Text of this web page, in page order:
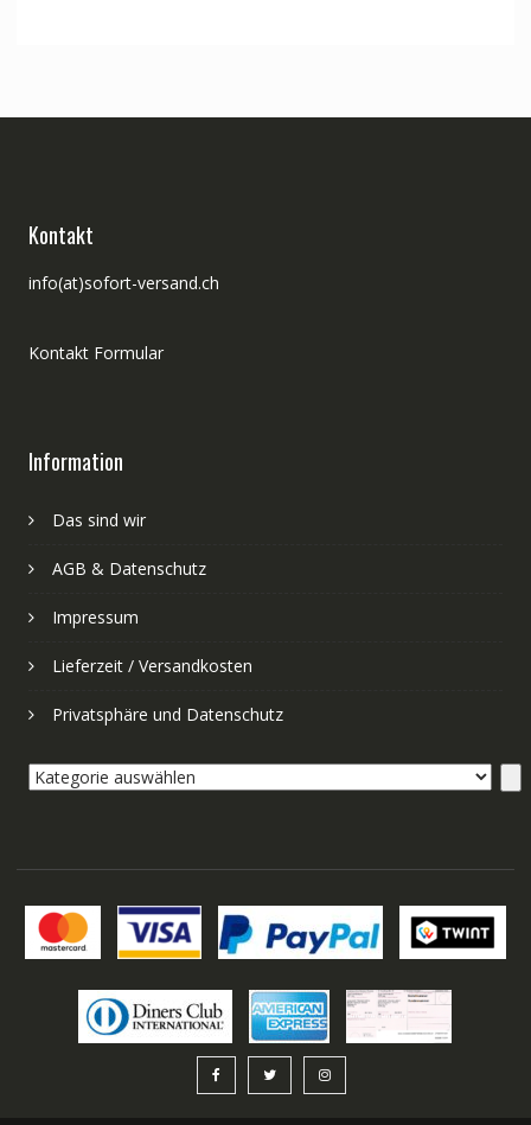
Kontakt
info(at)sofort-versand.ch
Kontakt Formular
Information
Das sind wir
AGB & Datenschutz
Impressum
Lieferzeit / Versandkosten
Privatsphäre und Datenschutz
Kategorie